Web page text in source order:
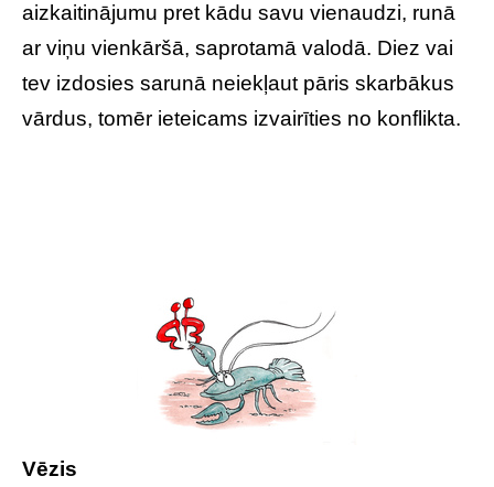
aizkaitinājumu pret kādu savu vienaudzi, runā
ar viņu vienkāršā, saprotamā valodā. Diez vai
tev izdosies sarunā neiekļaut pāris skarbākus
vārdus, tomēr ieteicams izvairīties no konflikta.
Vēzis